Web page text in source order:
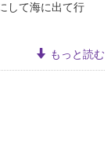
して海に出て行
もっと読む